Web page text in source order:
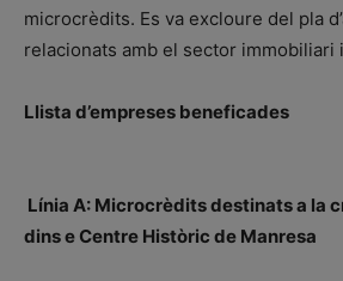
microcrèdits. Es va excloure del pla
relacionats amb el sector immobiliari
Llista d’empreses beneficades
Línia A: Microcrèdits destinats a la
dins e Centre Històric de Manresa